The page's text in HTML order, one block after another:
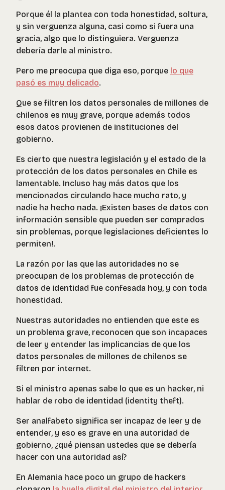
Porque él la plantea con toda honestidad, soltura,
y sin verguenza alguna, casi como si fuera una
gracia, algo que lo distinguiera. Verguenza
debería darle al ministro.
Pero me preocupa que diga eso, porque lo que
pasó es muy delicado.
Que se filtren los datos personales de millones de
chilenos es muy grave, porque además todos
esos datos provienen de instituciones del
gobierno.
Es cierto que nuestra legislación y el estado de la
protección de los datos personales en Chile es
lamentable. Incluso hay más datos que los
mencionados circulando hace mucho rato, y
nadie ha hecho nada. ¡Existen bases de datos con
información sensible que pueden ser comprados
sin problemas, porque legislaciones deficientes lo
permiten!.
La razón por las que las autoridades no se
preocupan de los problemas de protección de
datos de identidad fue confesada hoy, y con toda
honestidad.
Nuestras autoridades no entienden que este es
un problema grave, reconocen que son incapaces
de leer y entender las implicancias de que los
datos personales de millones de chilenos se
filtren por internet.
Si el ministro apenas sabe lo que es un hacker, ni
hablar de robo de identidad (identity theft).
Ser analfabeto significa ser incapaz de leer y de
entender, y eso es grave en una autoridad de
gobierno, ¿qué piensan ustedes que se debería
hacer con una autoridad así?
En Alemania hace poco un grupo de hackers